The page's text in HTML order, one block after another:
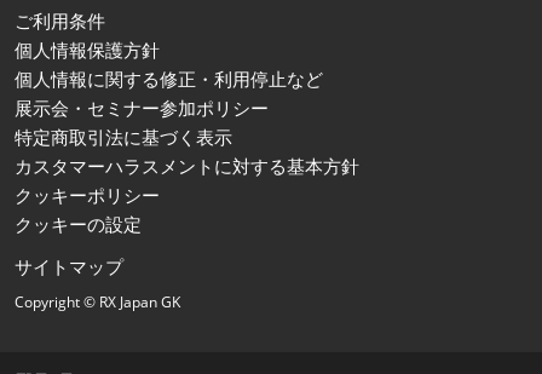
ご利用条件
個人情報保護方針
個人情報に関する修正・利用停止など
展示会・セミナー参加ポリシー
特定商取引法に基づく表示
カスタマーハラスメントに対する基本方針
クッキーポリシー
クッキーの設定
サイトマップ
Copyright © RX Japan GK